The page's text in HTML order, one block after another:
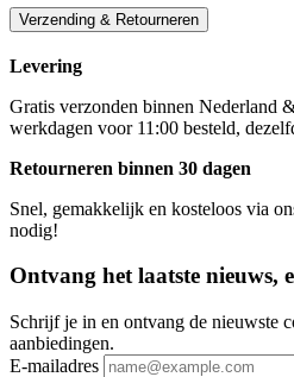
Verzending & Retourneren
Levering
Gratis verzonden binnen Nederland
werkdagen voor 11:00 besteld,
Retourneren binnen 30 dagen
Snel, gemakkelijk en kosteloos via
nodig!
Ontvang het laatste nieuws,
Schrijf je in en ontvang de nieuwste
aanbiedingen.
E-mailadres